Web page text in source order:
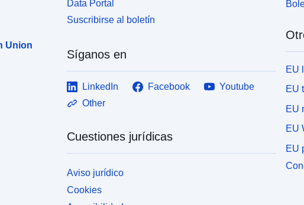
Union
Data Portal
Suscribirse al boletín
Síganos en
LinkedIn Facebook
Youtube
Other
Cuestiones jurídicas
Aviso jurídico
Cookies
EU
EU
EU
EU
EU